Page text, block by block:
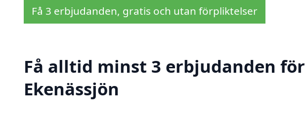
Få 3 erbjudanden, gratis och utan förpliktelser
Få alltid minst 3 erbjudanden
Ekenässjön